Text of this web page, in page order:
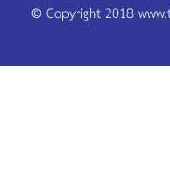
© Copyright 2018